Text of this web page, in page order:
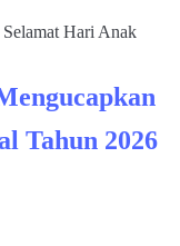
Tahun 2026